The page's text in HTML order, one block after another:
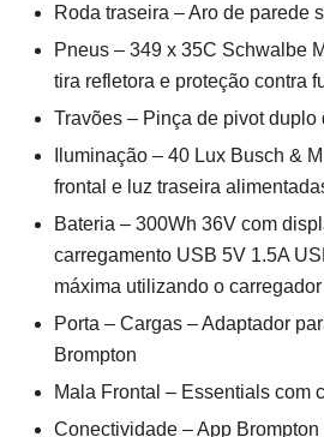
Roda traseira – Aro de parede
Pneus – 349 x 35C Schwalbe
tira refletora e proteção contra
Travões – Pinça de pivot duplo
Iluminação – 40 Lux Busch &
frontal e luz traseira
Bateria – 300Wh 36V com
carregamento USB 5V 1.5A
máxima utilizando o
Porta – Cargas – Adaptador
Brompton
Mala Frontal – Essentials com
Conectividade – App